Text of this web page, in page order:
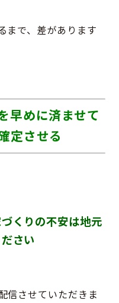
まで、差があります
早めに済ませて
定させる
くりの不安は地元
さい
信させていただきま